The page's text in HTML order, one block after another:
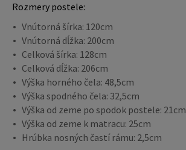
Rozmery postele:
Vnútorná šírka: 120cm
Vnútorná dĺžka: 200cm
Celková šírka: 128cm
Celková dĺžka: 206cm
Výška horného čela: 48,5cm
Výška spodného čela: 32,5cm
Výška od zeme po spodok postele: 21cm
Výška od zeme k matracu: 25cm
Hrúbka nosných častí rámu: 2,5cm